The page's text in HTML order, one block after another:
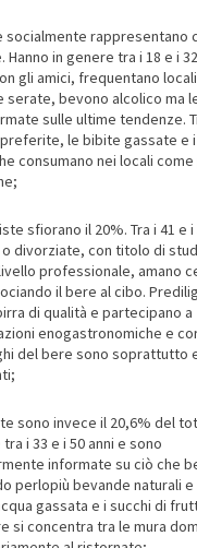
socialmente rappresentano
Hanno in genere tra i 18 e i
gli amici, frequentano
serate, bevono alcolico ma
sulle ultime tendenze.
le bibite gassate e
consumano nei locali come
sfiorano il 20%. Tra i 41 e i
divorziate, con titolo di
professionale, amano
il bere al cibo.
di qualità e partecipano a
enogastronomiche e
del bere sono soprattutto
sono invece il 20,6% del
i 33 e i 50 anni e sono
informate su ciò che
perlopiù bevande naturali e
gassata e i succhi di
si concentra tra le mura